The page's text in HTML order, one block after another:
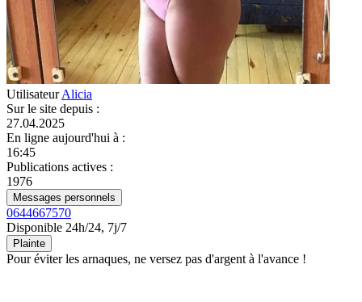
UtilisateurAlicia
Sur le site depuis :
27.04.2025
En ligne aujourd'hui à :
16:45
Publications actives :
1976
Messages personnels
0644667570
Disponible 24h/24, 7j/7
Plainte
Pour éviter les arnaques, ne versez pas d'argent à l'avance !